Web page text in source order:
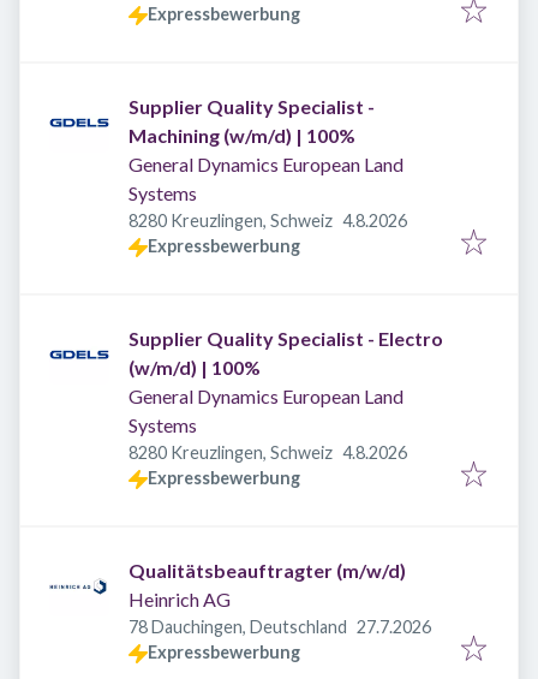
Expressbewerbung
Supplier Quality Specialist -
Machining (w/m/d) | 100%
General Dynamics European Land
Systems
8280 Kreuzlingen, Schweiz Veröffentlicht
4.8.2026
Expressbewerbung
Supplier Quality Specialist - Electro
(w/m/d) | 100%
General Dynamics European Land
Systems
8280 Kreuzlingen, Schweiz Veröffentlicht
4.8.2026
Expressbewerbung
Qualitätsbeauftragter (m/w/d)
Heinrich AG
78 Dauchingen, Deutschland Veröffentlicht
27.7.2026
Expressbewerbung